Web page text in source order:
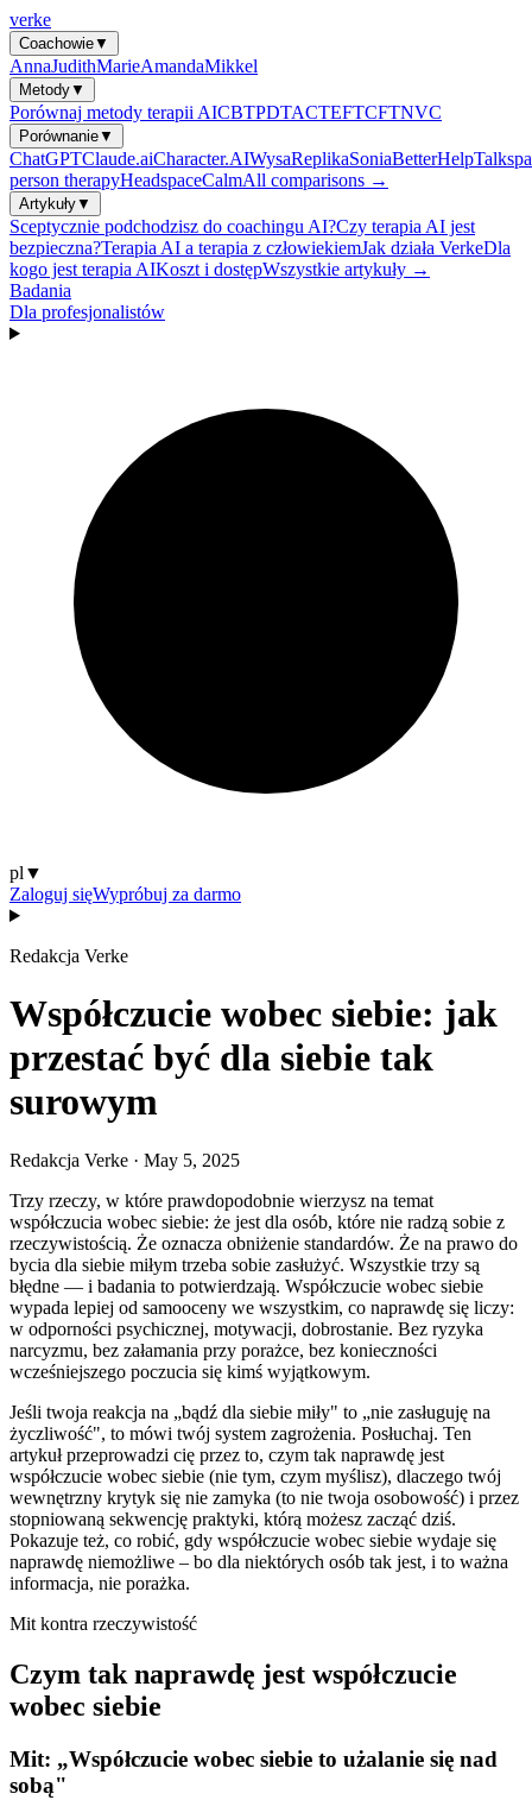
verke
Coachowie▼
AnnaJudithMarieAmandaMikkel
Metody▼
Porównaj metody terapii AICBTPDTACTEFTCFTNVC
Porównanie▼
ChatGPTClaude.aiCharacter.AIWysaReplikaSoniaBetterHelp
person therapyHeadspaceCalmAll comparisons →
Artykuły▼
Sceptycznie podchodzisz do coachingu AI?Czy terapia AI jest
bezpieczna?Terapia AI a terapia z człowiekiemJak działa VerkeDla
kogo jest terapia AIKoszt i dostępWszystkie artykuły →
Badania
Dla profesjonalistów
pl ▼
Zaloguj sięWypróbuj za darmo
Redakcja Verke
Współczucie wobec siebie: jak
przestać być dla siebie tak
surowym
Redakcja Verke · May 5, 2025
Trzy rzeczy, w które prawdopodobnie wierzysz na temat
współczucia wobec siebie: że jest dla osób, które nie radzą sobie z
rzeczywistością. Że oznacza obniżenie standardów. Że na prawo do
bycia dla siebie miłym trzeba sobie zasłużyć. Wszystkie trzy są
błędne — i badania to potwierdzają. Współczucie wobec siebie
wypada lepiej od samooceny we wszystkim, co naprawdę się liczy:
w odporności psychicznej, motywacji, dobrostanie. Bez ryzyka
narcyzmu, bez załamania przy porażce, bez konieczności
wcześniejszego poczucia się kimś wyjątkowym.
Jeśli twoja reakcja na „bądź dla siebie miły" to „nie zasługuję na
życzliwość", to mówi twój system zagrożenia. Posłuchaj. Ten
artykuł przeprowadzi cię przez to, czym tak naprawdę jest
współczucie wobec siebie (nie tym, czym myślisz), dlaczego twój
wewnętrzny krytyk się nie zamyka (to nie twoja osobowość) i przez
stopniowaną sekwencję praktyki, którą możesz zacząć dziś.
Pokazuje też, co robić, gdy współczucie wobec siebie wydaje się
naprawdę niemożliwe – bo dla niektórych osób tak jest, i to ważna
informacja, nie porażka.
Mit kontra rzeczywistość
Czym tak naprawdę jest współczucie
wobec siebie
Mit: „Współczucie wobec siebie to użalanie się nad
sobą"